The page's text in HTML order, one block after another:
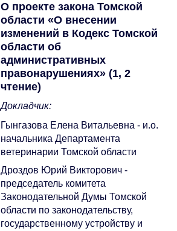
О проекте закона Томской
области «О внесении
изменений в Кодекс Томской
области об
административных
правонарушениях» (1, 2
чтение)
Докладчик:
Гынгазова Елена Витальевна - и.о.
начальника Департамента
ветеринарии Томской области
Дроздов Юрий Викторович -
председатель комитета
Законодательной Думы Томской
области по законодательству,
государственному устройству и